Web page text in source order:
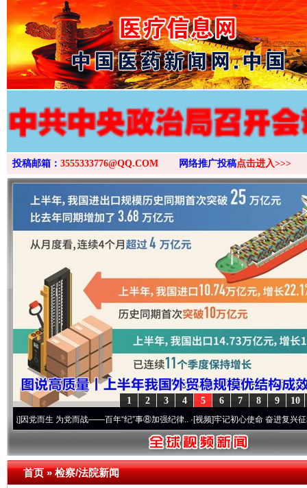
>
投稿邮箱： 3555333776@QQ.COM 网络推广投稿点击进入>>>
10
9
8
7
6
5
4
3
2
1
生 为党而战——百年“纪”事⑧加强纪律..·[视频]牢记初心使命 奋进复兴征程丨“转折
首页»检察/法院新闻